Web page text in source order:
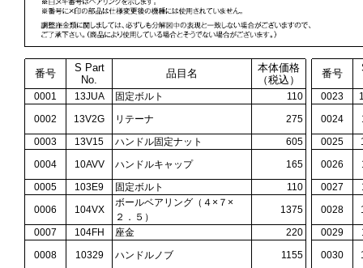
番号
S Part
No.
品目名
本体価格
（税込）
番号
0001 13JUA 固定ボルト 110 0023
0002
13V2G リテーナ 275 0024
0003
13V15 ハンドル固定ナット 605 0025
0004
10AVV ハンドルキャップ 165 0026
0005
103E9 固定ボルト 110 0027
0006
104VX
ボールベアリング（４×７×
２．５）
1375 0028
0007
104FH 座金 220 0029
0008
10329 ハンドルノブ 1155 0030